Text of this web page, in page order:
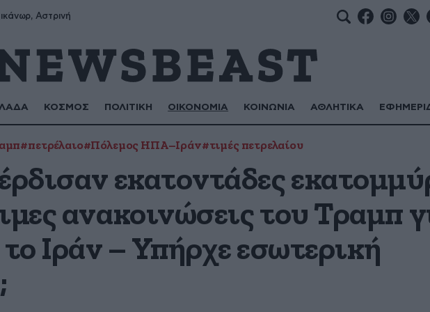
Αστρινή
ΚΟΣΜΟΣ ΠΟΛΙΤΙΚΗ ΟΙΚΟΝΟΜΙΑ ΚΟΙΝΩΝΙΑ ΑΘΛΗΤΙΚΑ
#πετρέλαιο#Πόλεμος ΗΠΑ–Ιράν#τιμές πετρελαίου
εκατοντάδες
ανακοινώσεις του Τραμπ
Ιράν – Υπήρχε εσωτερική